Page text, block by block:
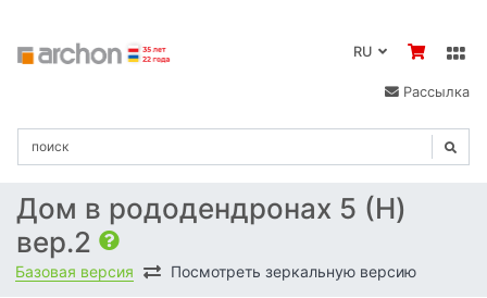
Рассылка
Дом в рододендронах 5 (H)
вер.2
Базовая версия Посмотреть зеркальную версию